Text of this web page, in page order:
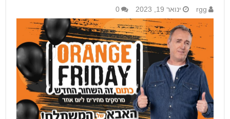
rgg ינואר 19, 2023 0